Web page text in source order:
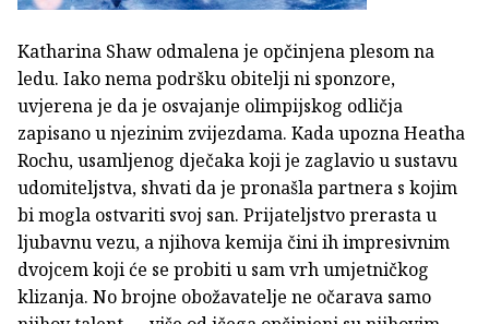
Katharina Shaw odmalena je opčinjena plesom na
ledu. Iako nema podršku obitelji ni sponzore,
uvjerena je da je osvajanje olimpijskog odličja
zapisano u njezinim zvijezdama. Kada upozna Heatha
Rochu, usamljenog dječaka koji je zaglavio u sustavu
udomiteljstva, shvati da je pronašla partnera s kojim
bi mogla ostvariti svoj san. Prijateljstvo prerasta u
ljubavnu vezu, a njihova kemija čini ih impresivnim
dvojcem koji će se probiti u sam vrh umjetničkog
klizanja. No brojne obožavatelje ne očarava samo